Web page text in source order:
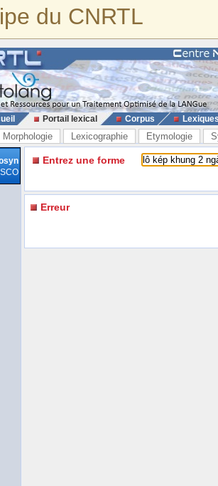
du CNRTL
Portail lexical Corpus
Morphologie Lexicographie Etymologie
Entrez une forme
Erreur